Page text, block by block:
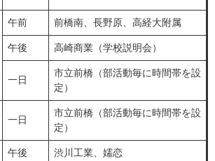
午前 前橋南、長野原、高経大附属
午後 高崎商業（学校説明会）
一日
市立前橋（部活動毎に時間帯を設
定）
一日
市立前橋（部活動毎に時間帯を設
定）
午後 渋川工業、嬬恋